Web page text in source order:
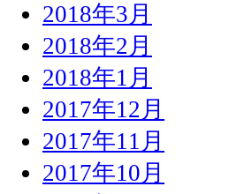
2018年3月
2018年2月
2018年1月
2017年12月
2017年11月
2017年10月